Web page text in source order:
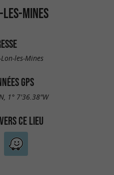
MINES
les-Mines
GPS
1° 7'36.38"W
CE LIEU